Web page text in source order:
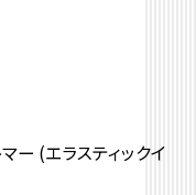
ー (エラスティックイ